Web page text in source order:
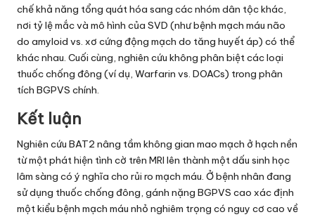
chế khả năng tổng quát hóa sang các nhóm dân tộc khác,
nơi tỷ lệ mắc và mô hình của SVD (như bệnh mạch máu não
do amyloid vs. xơ cứng động mạch do tăng huyết áp) có thể
khác nhau. Cuối cùng, nghiên cứu không phân biệt các loại
thuốc chống đông (ví dụ, Warfarin vs. DOACs) trong phân
tích BGPVS chính.
Kết luận
Nghiên cứu BAT2 nâng tầm không gian mao mạch ở hạch nền
từ một phát hiện tình cờ trên MRI lên thành một dấu sinh học
lâm sàng có ý nghĩa cho rủi ro mạch máu. Ở bệnh nhân đang
sử dụng thuốc chống đông, gánh nặng BGPVS cao xác định
một kiểu bệnh mạch máu nhỏ nghiêm trọng có nguy cơ cao về